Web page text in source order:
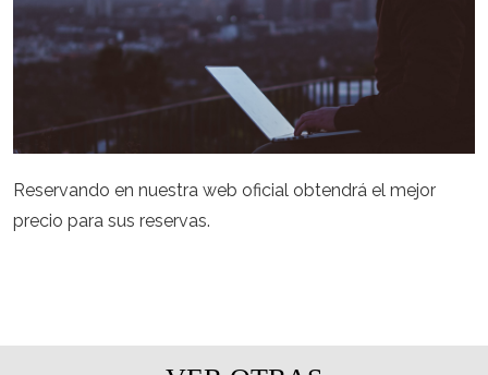
Reservando en nuestra web oficial obtendrá el mejor
precio para sus reservas.